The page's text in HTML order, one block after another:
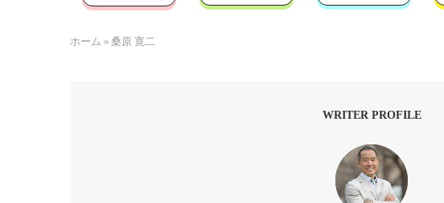
ホーム » 桑原 寛二
WRITER PROFILE